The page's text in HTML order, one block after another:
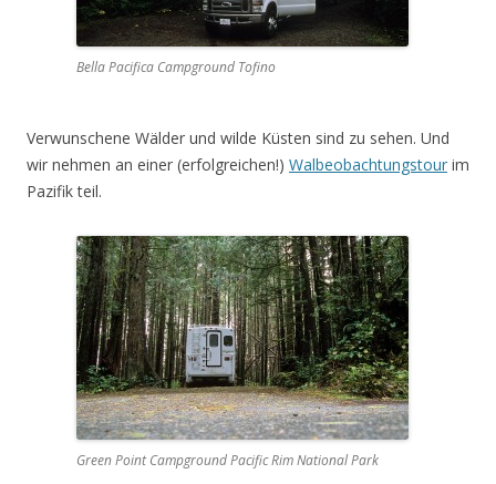
Bella Pacifica Campground Tofino
Verwunschene Wälder und wilde Küsten sind zu sehen. Und
wir nehmen an einer (erfolgreichen!) Walbeobachtungstour im
Pazifik teil.
Green Point Campground Pacific Rim National Park